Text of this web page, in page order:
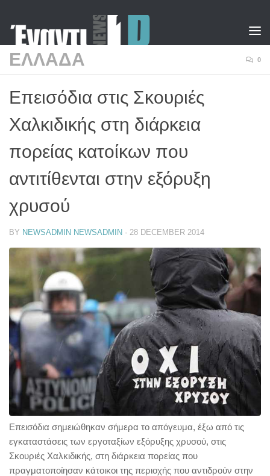
ΕΛΛΑΔΑ 0
Επεισόδια στις Σκουριές
Χαλκιδικής στη διάρκεια
πορείας κατοίκων που
αντιτίθενται στην εξόρυξη
χρυσού
BY NEWSADMIN NEWSADMIN · 28 DECEMBER 2014
Επεισόδια σημειώθηκαν σήμερα το απόγευμα, έξω από τις
εγκαταστάσεις των εργοταξίων εξόρυξης χρυσού, στις
Σκουριές Χαλκιδικής, στη διάρκεια πορείας που
πραγματοποίησαν κάτοικοι της περιοχής που αντιδρούν στην